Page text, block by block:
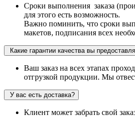
Сроки выполнения заказа
для этого есть возможность.
Важно поминить, что сроки
макетов, подписания всех
Какие гарантии качества вы
Ваш заказ на всех этапах
отгрузкой продукции. Мы
У вас есть доставка?
Клиент может забрать свой